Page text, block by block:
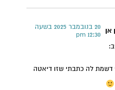
אן
20 בנובמבר 2025 בשעה
12:30 pm
דשמת לה כתבתי שזו דיאטה